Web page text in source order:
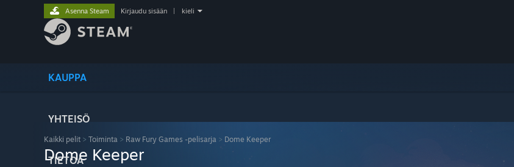
KAUPPA
YHTEISÖ
TIETOA
Asenna Steam Kirjaudu sisään kieli
Kaikki pelit > Toiminta > Raw Fury Games -pelisarja > Dome Keeper
Dome Keeper